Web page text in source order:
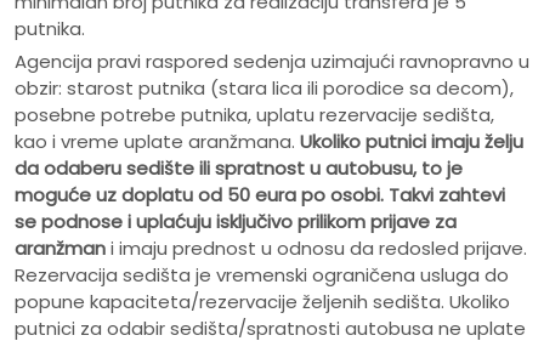
putnika.
Agencija pravi raspored sedenja uzimajući ravnopravno u
obzir: starost putnika (stara lica ili porodice sa decom),
posebne potrebe putnika, uplatu rezervacije sedišta,
kao i vreme uplate aranžmana. Ukoliko putnici imaju želju
da odaberu sedište ili spratnost u autobusu, to je
moguće uz doplatu od 50 eura po osobi. Takvi zahtevi
se podnose i uplaćuju isključivo prilikom prijave za
aranžmani imaju prednost u odnosu da redosled prijave.
Rezervacija sedišta je vremenski ograničena usluga do
popune kapaciteta/rezervacije željenih sedišta. Ukoliko
putnici za odabir sedišta/spratnosti autobusa ne uplate